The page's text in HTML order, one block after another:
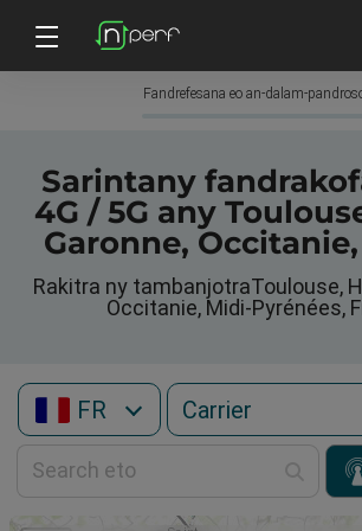
Fandrefesana eo an-dalam-
Sarintany
4G / 5G any
Garonne,
Rakitra ny tambanjotraToulouse,
Occitanie, Midi-Pyrénées,
FR